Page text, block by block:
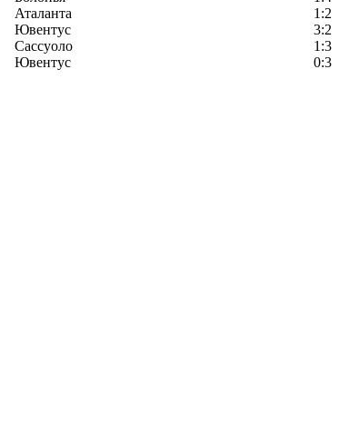
Аталанта 1:2
Ювентус 3:2
Сассуоло 1:3
Ювентус 0:3